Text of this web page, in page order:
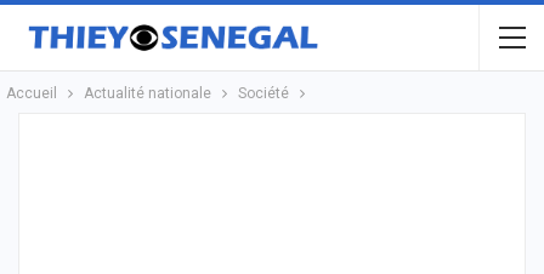
Accueil Actualité nationale Société